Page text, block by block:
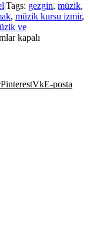
|Tags: gezgin, müzik,
, müzik kursu izmir,
ve
kapalı
PinterestVkE-posta